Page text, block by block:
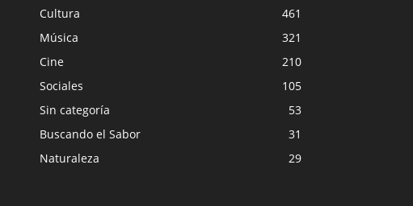
Cultura
461
Música
321
Cine
210
Sociales
105
Sin categoría
53
Buscando el Sabor
31
Naturaleza
29